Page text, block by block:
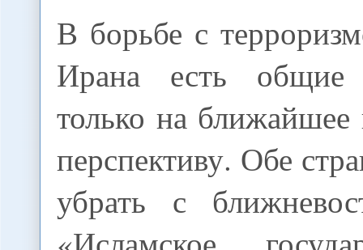
В борьбе с
Ирана есть общие
только на
перспективу. Обе
убрать с